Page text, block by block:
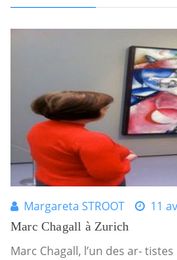
Margareta STROOT 11
Marc Chagall à Zurich
Marc Chagall, l’un des ar-